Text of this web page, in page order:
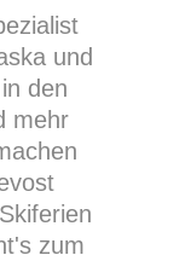
und
den
mehr
zum